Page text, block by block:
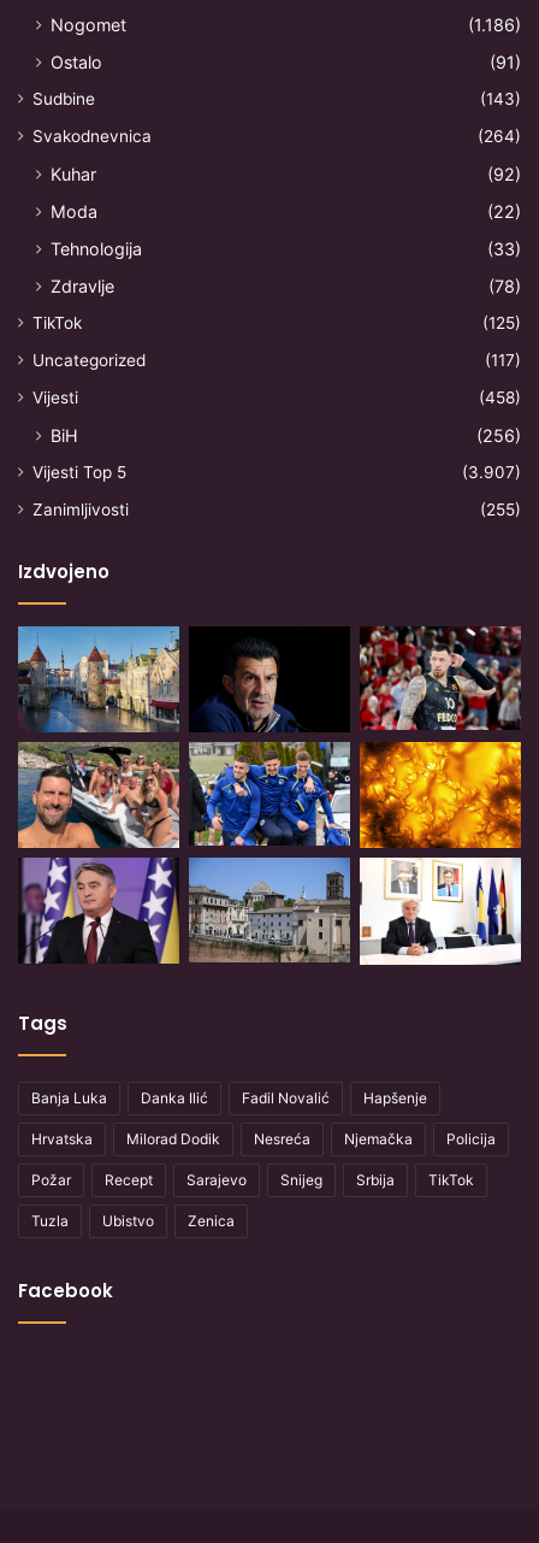
Nogomet
(1.186)
Ostalo
(91)
Sudbine
(143)
Svakodnevnica
(264)
Kuhar
(92)
Moda
(22)
Tehnologija
(33)
Zdravlje
(78)
TikTok
(125)
Uncategorized
(117)
Vijesti
(458)
BiH (256)
Vijesti Top 5
(3.907)
Zanimljivosti
(255)
Izdvojeno
Tags
Banja Luka Danka Ilić Fadil Novalić Hapšenje
Hrvatska Milorad Dodik Nesreća Njemačka Policija
Požar Recept Sarajevo Snijeg Srbija TikTok
Tuzla Ubistvo Zenica
Facebook